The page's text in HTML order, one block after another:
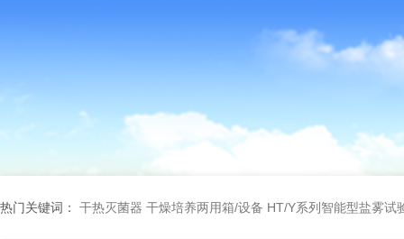
热门关键词： 干热灭菌器 干燥培养两用箱/设备 HT/Y系列智能型盐雾试